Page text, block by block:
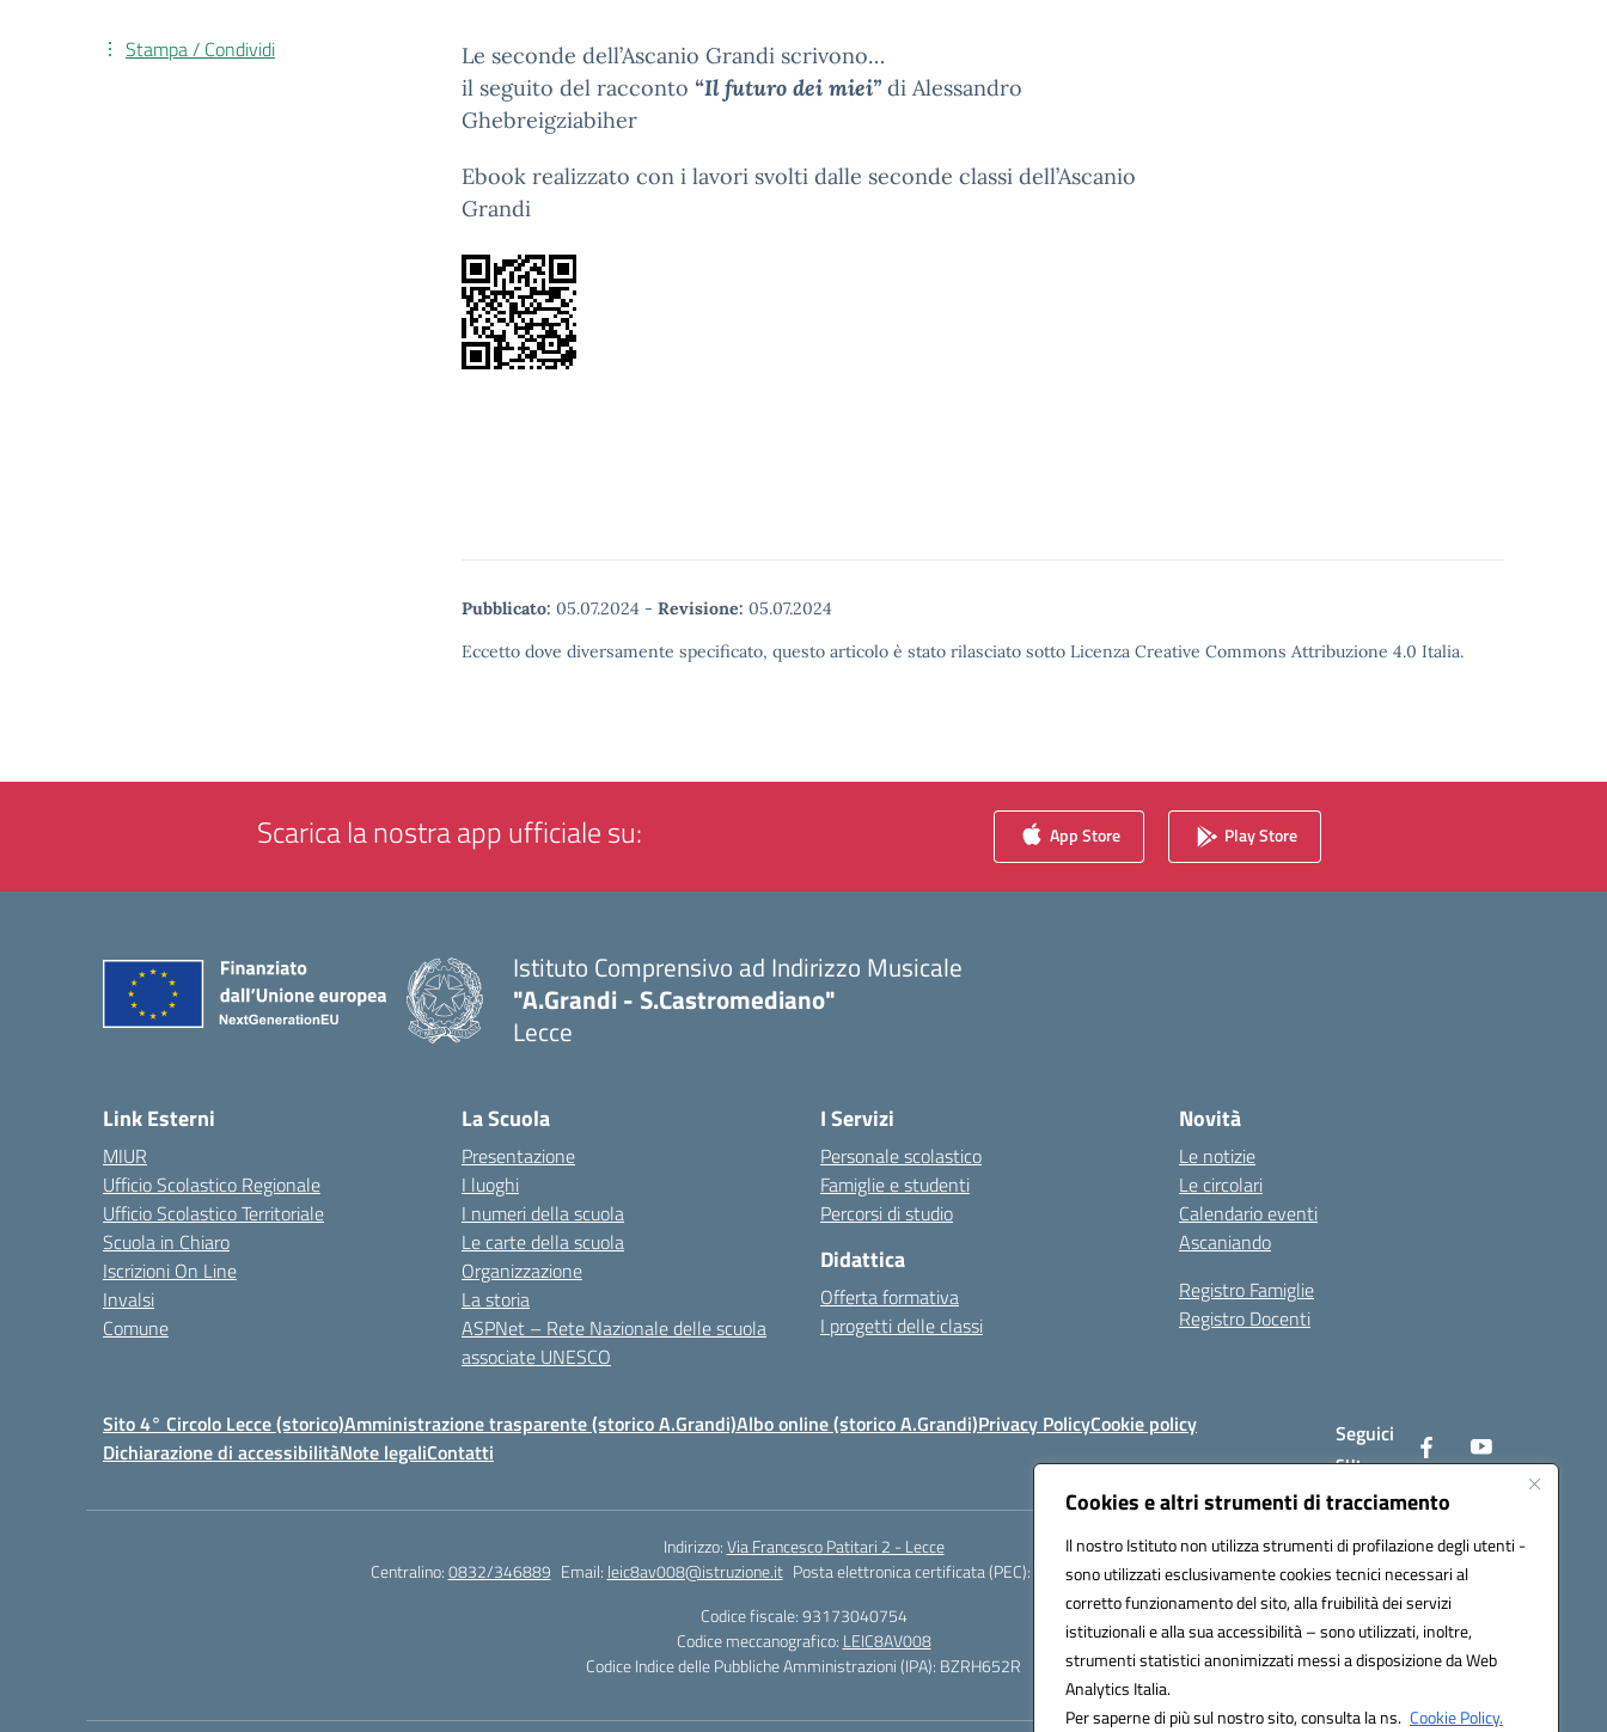
Cookies e altri strumenti di tracciamento
Il nostro Istituto non utilizza strumenti di profilazione degli utenti -
sono utilizzati esclusivamente cookies tecnici necessari al
corretto funzionamento del sito, alla fruibilità dei servizi
istituzionali e alla sua accessibilità – sono utilizzati, inoltre,
strumenti statistici anonimizzati messi a disposizione da Web
Analytics Italia.
Per saperne di più sul nostro sito, consulta la ns. Cookie Policy.
Le seconde dell’Ascanio Grandi scrivono…
il seguito del racconto “Il futuro dei miei” di Alessandro
Ghebreigziabiher
Ebook realizzato con i lavori svolti dalle seconde classi dell’Ascanio
Grandi
Pubblicato: 05.07.2024 - Revisione: 05.07.2024
Eccetto dove diversamente specificato, questo articolo è stato rilasciato sotto Licenza Creative Commons Attribuzione 4.0 Italia.
Stampa / Condividi
Scarica la nostra app ufficiale su: App Store Play Store
Istituto Comprensivo ad Indirizzo Musicale
"A.Grandi - S.Castromediano"
Lecce
Link Esterni
MIUR
Ufficio Scolastico Regionale
Ufficio Scolastico Territoriale
Scuola in Chiaro
Iscrizioni On Line
Invalsi
Comune
La Scuola
Presentazione
I luoghi
I numeri della scuola
Le carte della scuola
Organizzazione
La storia
ASPNet – Rete Nazionale delle scuola
associate UNESCO
I Servizi
Personale scolastico
Famiglie e studenti
Percorsi di studio
Didattica
Offerta formativa
I progetti delle classi
Novità
Le notizie
Le circolari
Calendario eventi
Ascaniando
Registro Famiglie
Registro Docenti
Sito 4° Circolo Lecce (storico)Amministrazione trasparente (storico A.Grandi)Albo online (storico A.Grandi)Privacy PolicyCookie policy
Dichiarazione di accessibilitàNote legaliContatti
Seguici
su:
Indirizzo:Via Francesco Patitari 2 - Lecce
Centralino:0832/346889 Email: leic8av008@istruzione.it Posta elettronica certificata (PEC):
leic8av008@pec.istruzione.it
Codice fiscale: 93173040754
Codice meccanografico: LEIC8AV008
Codice Indice delle Pubbliche Amministrazioni (IPA): BZRH652R